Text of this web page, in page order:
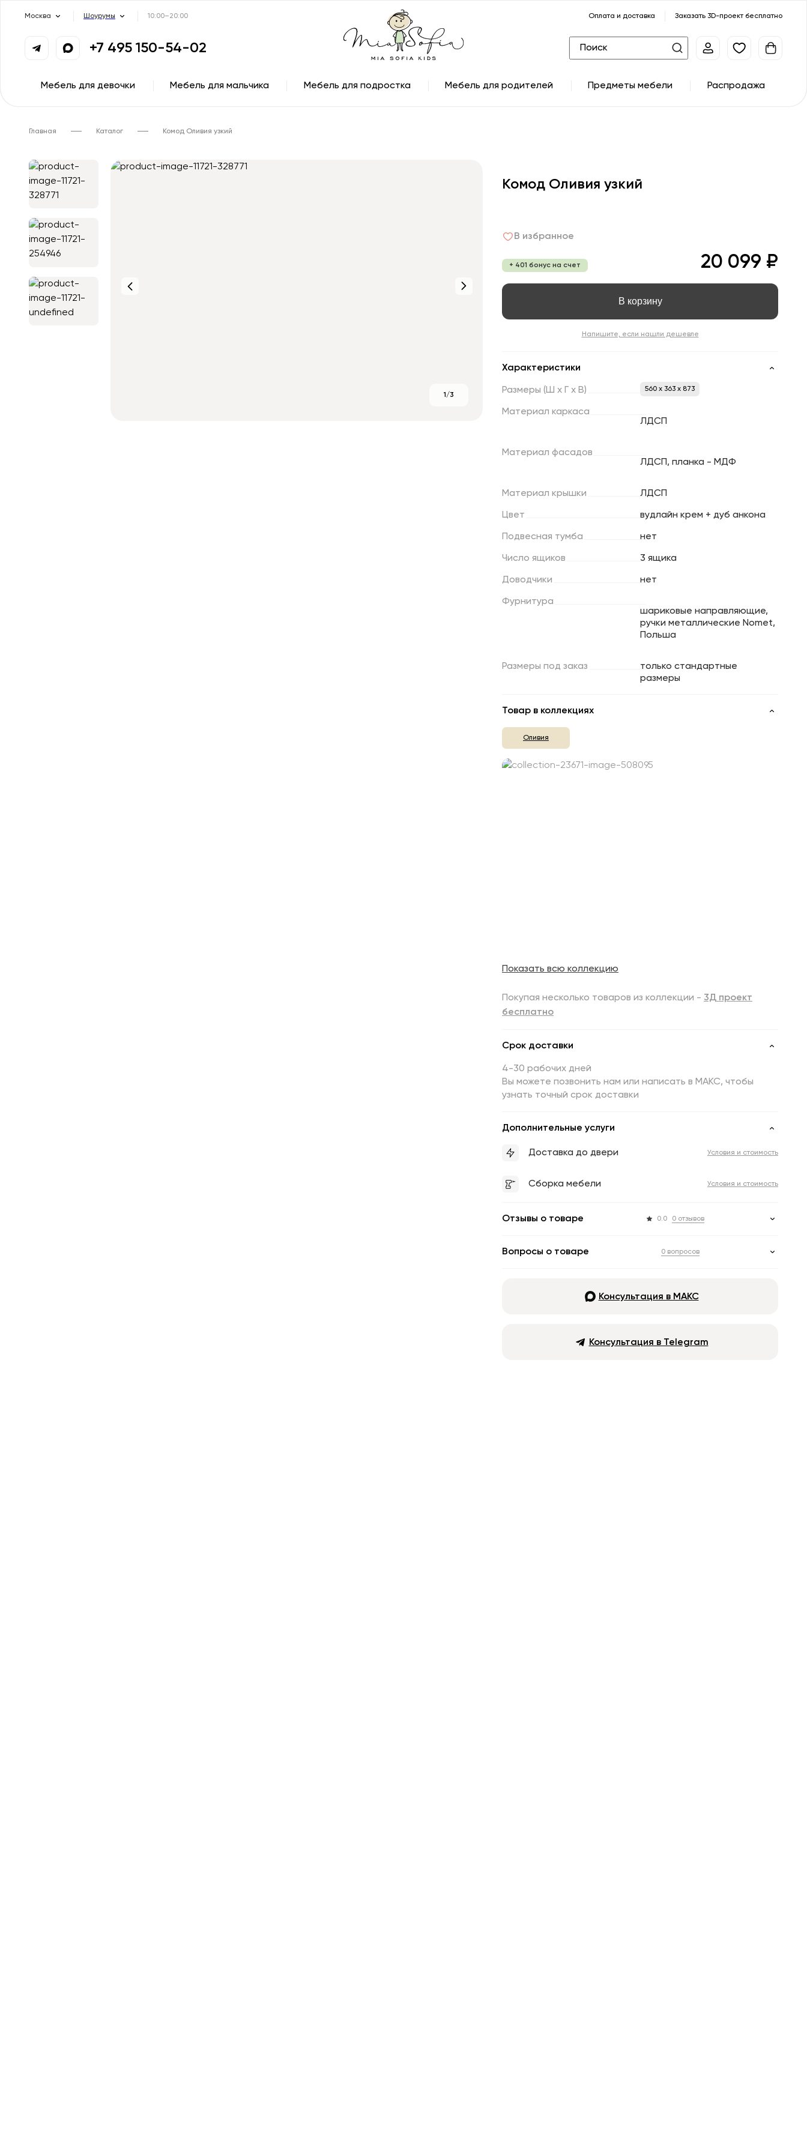
Москва Шоурумы 10:00–20:00 Оплата и доставка Заказать 3D-проект бесплатно
+7 495 150-54-02
Мебель для девочки Мебель для мальчика Мебель для подростка Мебель для родителей Предметы мебели Распродажа
Главная Каталог Комод Оливия узкий
1/3
Комод Оливия узкий
В избранное
+ 401 бонус на счет 20 099 ₽
В корзину
Напишите, если нашли дешевле
Характеристики
Размеры (Ш х Г х В) 560 x 363 x 873
Материал каркаса
ЛДСП
Материал фасадов
ЛДСП, планка - МДФ
Материал крышки ЛДСП
Цвет вудлайн крем + дуб анкона
Подвесная тумба нет
Число ящиков 3 ящика
Доводчики нет
Фурнитура
шариковые направляющие,
ручки металлические Nomet,
Польша
Размеры под заказ
только стандартные
размеры
Товар в коллекциях
Оливия
Показать всю коллекцию
Покупая несколько товаров из коллекции - 3Д проект
бесплатно
Срок доставки
4-30 рабочих дней
Вы можете позвонить нам или написать в МАКС, чтобы
узнать точный срок доставки
Дополнительные услуги
Доставка до двери Условия и стоимость
Сборка мебели Условия и стоимость
Отзывы о товаре 0.0 0 отзывов
Вопросы о товаре 0 вопросов
Консультация в МАКС
Консультация в Telegram